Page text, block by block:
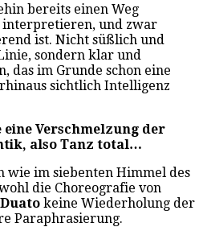
bereits einen Weg
interpretieren, und zwar
ist. Nicht süßlich und
sondern klar und
das im Grunde schon eine
sichtlich Intelligenz
eine Verschmelzung der
also Tanz total…
wie im siebenten Himmel des
die Choreografie von
keine Wiederholung der
Paraphrasierung.